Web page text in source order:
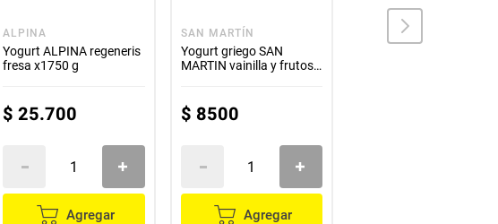
ALPINA
Yogurt ALPINA regeneris
fresa x1750 g
$ 25.700
Agregar
SAN MARTÍN
Yogurt griego SAN
MARTIN vainilla y frutos
$ 8500
Agregar
COLANTA